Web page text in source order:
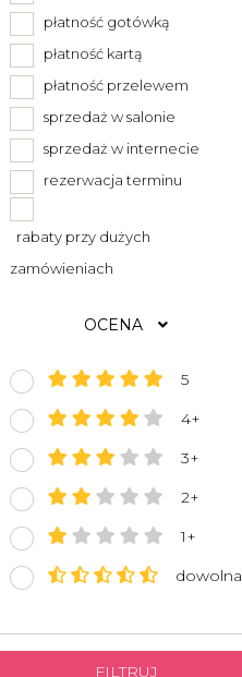
płatność gotówką
płatność kartą
płatność przelewem
sprzedaż w salonie
sprzedaż w internecie
rezerwacja terminu
rabaty przy dużych
zamówieniach
OCENA
5
4+
3+
2+
1+
dowolna
FILTRUJ